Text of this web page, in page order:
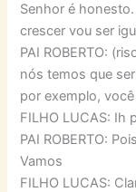
Senhor é
crescer vou ser
PAI ROBERTO:
nós temos que
por exemplo,
FILHO LUCAS: Ih
PAI ROBERTO:
Vamos
FILHO LUCAS: